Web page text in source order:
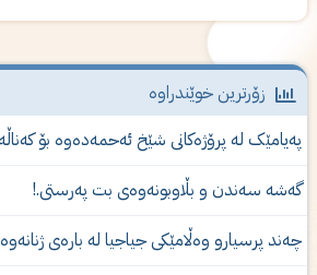
زۆرترین خوێندراوە
لە پرۆژەكانى شێخ ئەحمەدەوە بۆ کەناڵە
سەندن و بڵاوبونەوەى بت پەرستى.!
پرسیارو وەڵامێكی جیاجیا لە بارەی ژنانەوە؟ (1).